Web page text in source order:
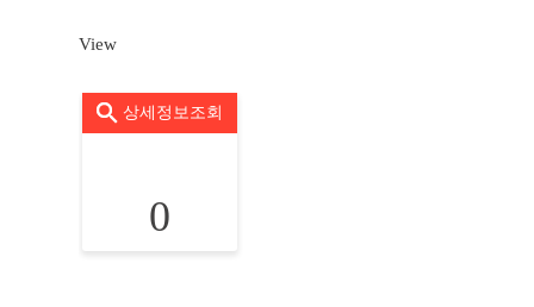
View
상세정보조회
0